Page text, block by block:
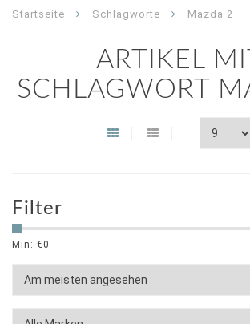
Startseite Schlagworte Mazda 2
ARTIKEL MIT
SCHLAGWORT
Filter
Min: €0